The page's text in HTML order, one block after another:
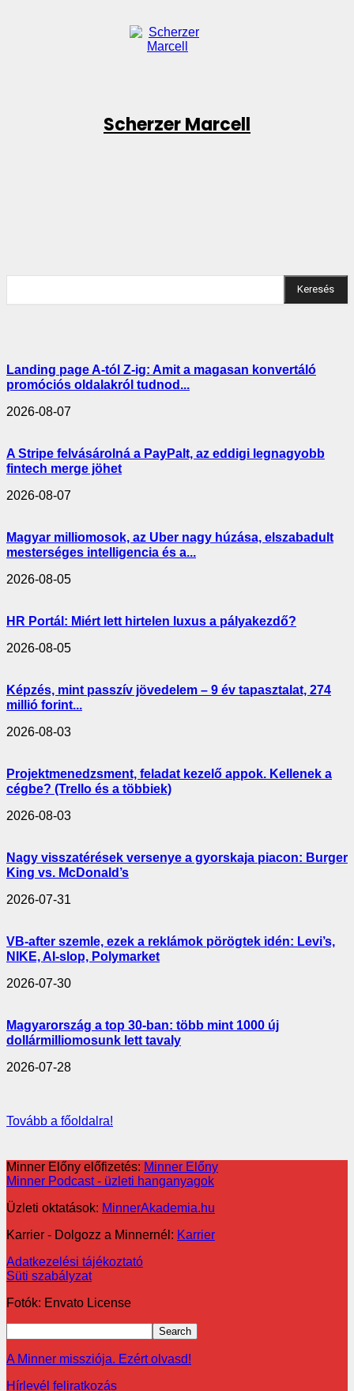
Scherzer Marcell
Keresés
Landing page A-tól Z-ig: Amit a magasan konvertáló
promóciós oldalakról tudnod...
2026-08-07
A Stripe felvásárolná a PayPalt, az eddigi legnagyobb
fintech merge jöhet
2026-08-07
Magyar milliomosok, az Uber nagy húzása, elszabadult
mesterséges intelligencia és a...
2026-08-05
HR Portál: Miért lett hirtelen luxus a pályakezdő?
2026-08-05
Képzés, mint passzív jövedelem – 9 év tapasztalat, 274
millió forint...
2026-08-03
Projektmenedzsment, feladat kezelő appok. Kellenek a
cégbe? (Trello és a többiek)
2026-08-03
Nagy visszatérések versenye a gyorskaja piacon: Burger
King vs. McDonald’s
2026-07-31
VB-after szemle, ezek a reklámok pörögtek idén: Levi’s,
NIKE, AI-slop, Polymarket
2026-07-30
Magyarország a top 30-ban: több mint 1000 új
dollármilliomosunk lett tavaly
2026-07-28
Tovább a főoldalra!
Minner Előny előfizetés: Minner Előny
Minner Podcast - üzleti hanganyagok
Üzleti oktatások: MinnerAkademia.hu
Karrier - Dolgozz a Minnernél: Karrier
Adatkezelési tájékoztató
Süti szabályzat
Fotók: Envato License
A Minner missziója. Ezért olvasd!
Hírlevél feliratkozás